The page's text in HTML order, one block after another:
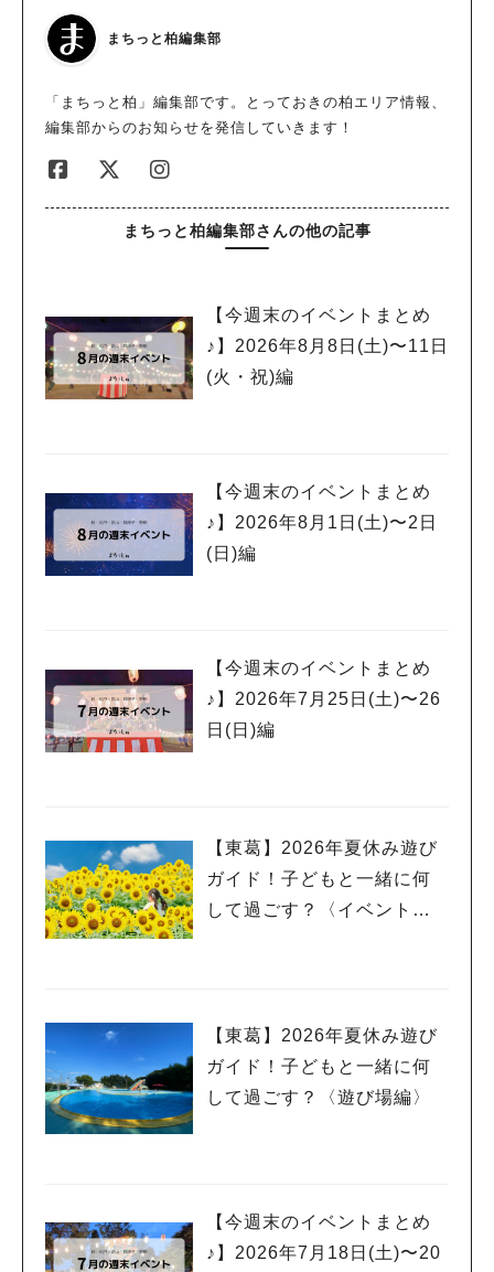
まちっと柏編集部
「まちっと柏」編集部です。とっておきの柏エリア情報、
編集部からのお知らせを発信していきます！
まちっと柏編集部さんの他の記事
【今週末のイベントまとめ
♪】2026年8月8日(土)〜11日
(火・祝)編
【今週末のイベントまとめ
♪】2026年8月1日(土)〜2日
(日)編
【今週末のイベントまとめ
♪】2026年7月25日(土)〜26
日(日)編
【東葛】2026年夏休み遊び
ガイド！子どもと一緒に何
して過ごす？〈イベント
【東葛】2026年夏休み遊び
ガイド！子どもと一緒に何
して過ごす？〈遊び場編〉
【今週末のイベントまとめ
♪】2026年7月18日(土)〜20